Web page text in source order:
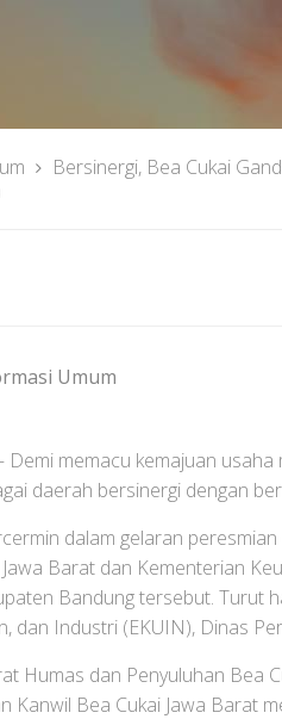
Bersinergi, Bea Cukai
Umum
Demi memacu kemajuan
daerah bersinergi dengan
dalam gelaran
Barat dan Kementerian
Bandung tersebut. Turut
dan Industri (EKUIN), Dinas
Humas dan Penyuluhan Bea
Kanwil Bea Cukai Jawa Barat